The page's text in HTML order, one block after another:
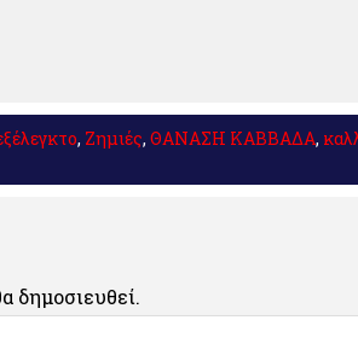
, Ζημιές, ΘΑΝΑΣΗ ΚΑΒΒΑΔΑ,
δημοσιευθεί.